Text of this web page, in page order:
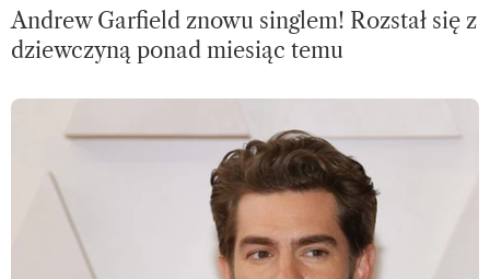
Andrew Garfield znowu singlem! Rozstał się z
dziewczyną ponad miesiąc temu